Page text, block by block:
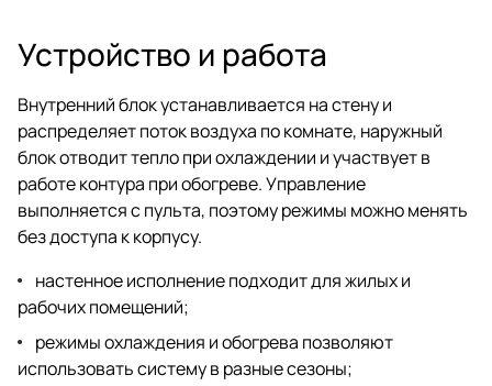
Устройство и работа
Внутренний блок устанавливается на стену и
распределяет поток воздуха по комнате, наружный
блок отводит тепло при охлаждении и участвует в
работе контура при обогреве. Управление
выполняется с пульта, поэтому режимы можно менять
без доступа к корпусу.
настенное исполнение подходит для жилых и
рабочих помещений;
режимы охлаждения и обогрева позволяют
использовать систему в разные сезоны;